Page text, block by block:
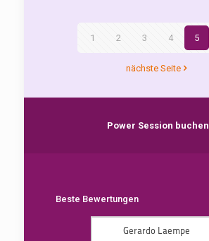
1 2 3 4 5
nächste Seite
Power Session buchen
Beste Bewertungen